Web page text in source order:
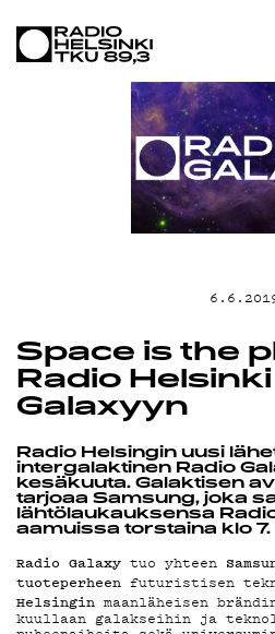
ON-
Space is the
Radio
Galaxyyn
Radio Helsingin uusi
intergalaktinen Radio
kesäkuuta. Galaktisen
tarjoaa Samsung, joka
lähtölaukauksensa
aamuissa torstaina klo 7.
Radio Galaxy tuo yhteen
tuoteperheen futuristisen
Helsingin maanläheisen
kuullaan galakseihin ja